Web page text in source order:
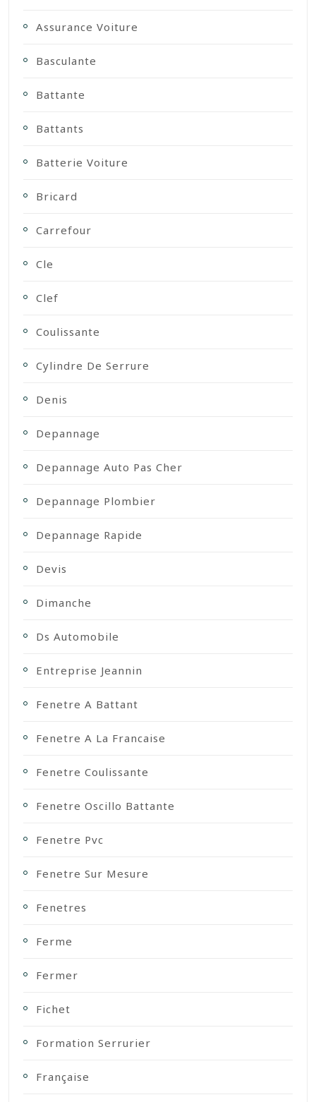
Assurance Voiture
Basculante
Battante
Battants
Batterie Voiture
Bricard
Carrefour
Cle
Clef
Coulissante
Cylindre De Serrure
Denis
Depannage
Depannage Auto Pas Cher
Depannage Plombier
Depannage Rapide
Devis
Dimanche
Ds Automobile
Entreprise Jeannin
Fenetre A Battant
Fenetre A La Francaise
Fenetre Coulissante
Fenetre Oscillo Battante
Fenetre Pvc
Fenetre Sur Mesure
Fenetres
Ferme
Fermer
Fichet
Formation Serrurier
Française